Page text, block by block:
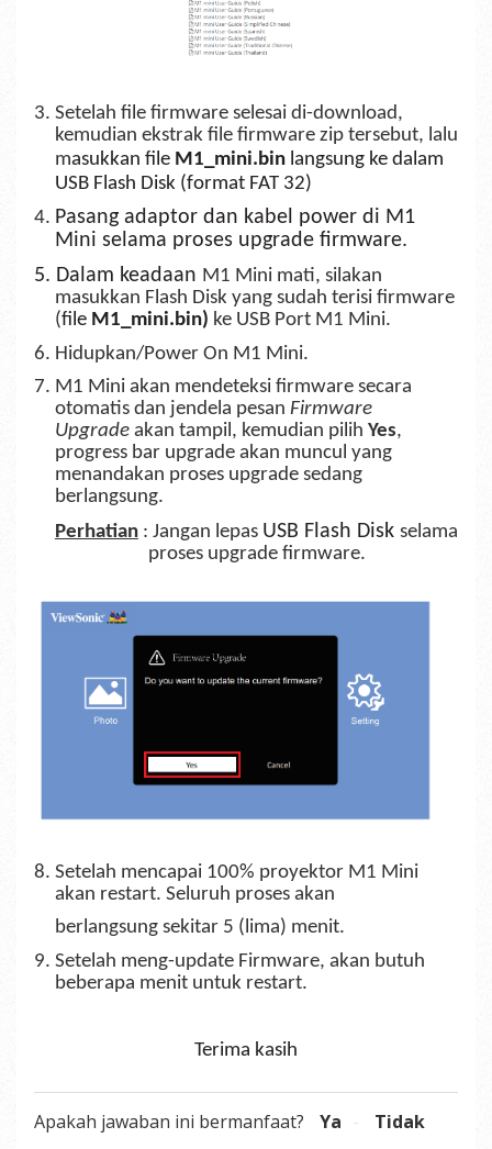
3. Setelah file firmware selesai di-download,
kemudian ekstrak file firmware zip tersebut, lalu
masukkan file M1_mini.binlangsung ke dalam
USB Flash Disk (format FAT 32)
4. Pasang adaptor dan kabel power di M1
Mini selama proses upgrade firmware.
5. Dalam keadaan M1 Mini mati, silakan
masukkan Flash Disk yang sudah terisi firmware
(file M1_mini.bin) ke USB Port M1 Mini.
6. Hidupkan/Power On M1 Mini.
7. M1 Mini akan mendeteksi firmware secara
otomatis dan jendela pesan Firmware
Upgrade akan tampil, kemudian pilih Yes,
progress bar upgrade akan muncul yang
menandakan proses upgrade sedang
berlangsung.
Perhatian: Jangan lepas USB Flash Disk selama
proses upgrade firmware.
8. Setelah mencapai 100% proyektor M1 Mini
akan restart. Seluruh proses akan
berlangsung sekitar 5 (lima) menit.
9. Setelah meng-update Firmware, akan butuh
beberapa menit untuk restart.
Terima kasih
Apakah jawaban ini bermanfaat? Ya Tidak